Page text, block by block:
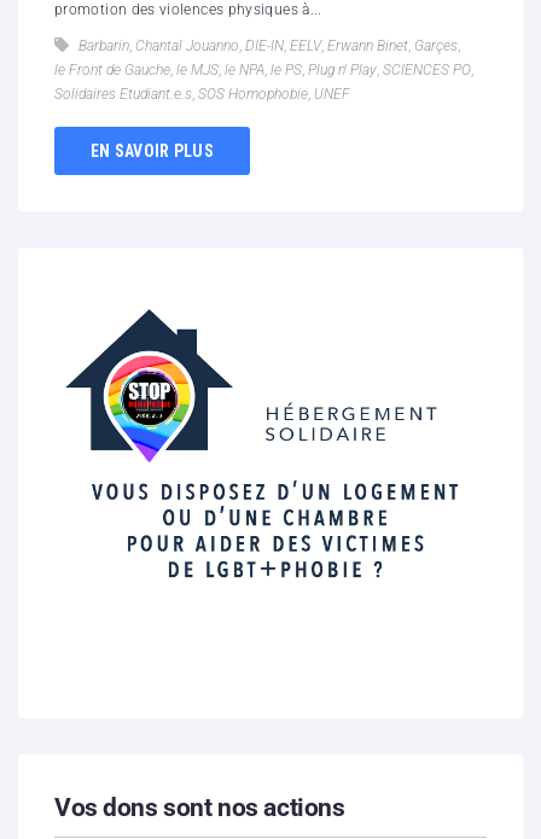
promotion des violences physiques à...
Barbarin, Chantal Jouanno, DIE-IN, EELV, Erwann Binet, Garçes,
le Front de Gauche, le MJS, le NPA, le PS, Plug n' Play, SCIENCES PO,
Solidaires Etudiant.e.s, SOS Homophobie, UNEF
EN SAVOIR PLUS
Vos dons sont nos actions